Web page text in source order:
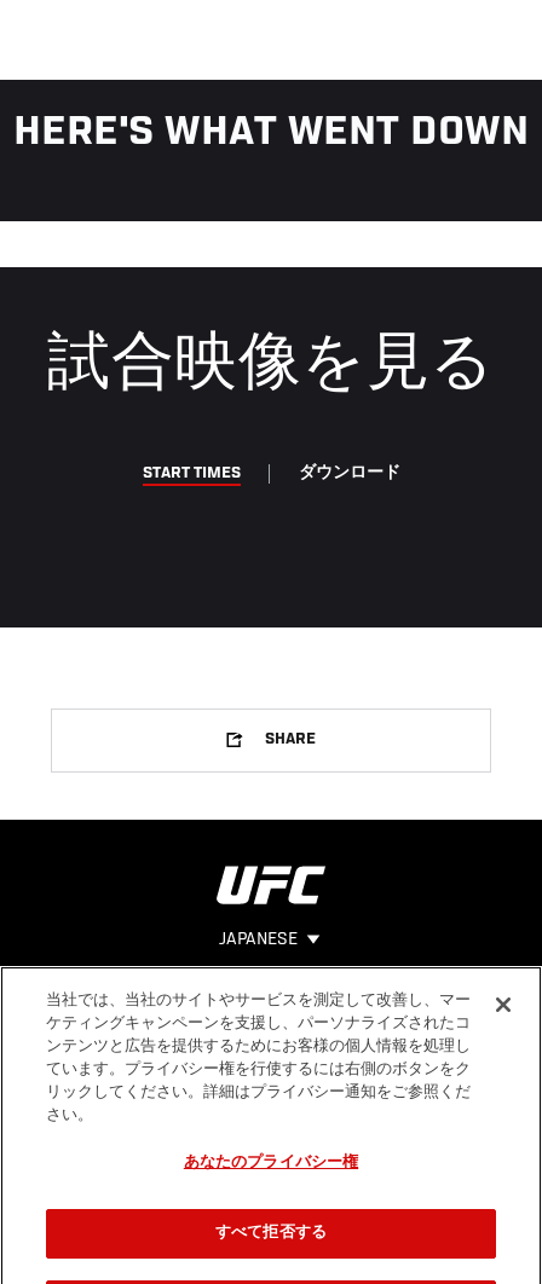
HERE'S WHAT WENT DOWN
試合映像を見る
START TIMES ダウンロード
SHARE
JAPANESE
Footer ヘルプ
法的事項
利用規約
個人情報保
当社では、当社のサイトやサービスを測定して改善し、マー
ケティングキャンペーンを支援し、パーソナライズされたコ
ンテンツと広告を提供するためにお客様の個人情報を処理し
ています。プライバシー権を行使するには右側のボタンをク
リックしてください。詳細はプライバシー通知をご参照くだ
さい。
あなたのプライバシー権
すべて拒否する